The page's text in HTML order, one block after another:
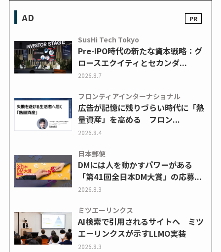
AD
SusHi Tech Tokyo
Pre-IPO時代の新たな資本戦略：グ
ロースエクイティとセカンダ...
2026.8.7
フロンティアインターナショナル
広告が記憶に残りづらい時代に「熱
量資産」を高める フロン...
2026.8.4
日本郵便
DMには人を動かすパワーがある
「第41回全日本DM大賞」の応募...
2026.8.3
ミツエーリンクス
AI検索で引用されるサイトへ ミツ
エーリンクスが示すLLMO実装
2026.8.3